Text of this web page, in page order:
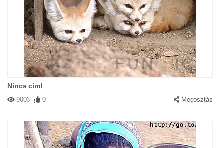
#1366 Jucika|2002-11-20 00:00:00 | Válasz
misunderstood :)
Nincs cím!
9003 0 Megosztás